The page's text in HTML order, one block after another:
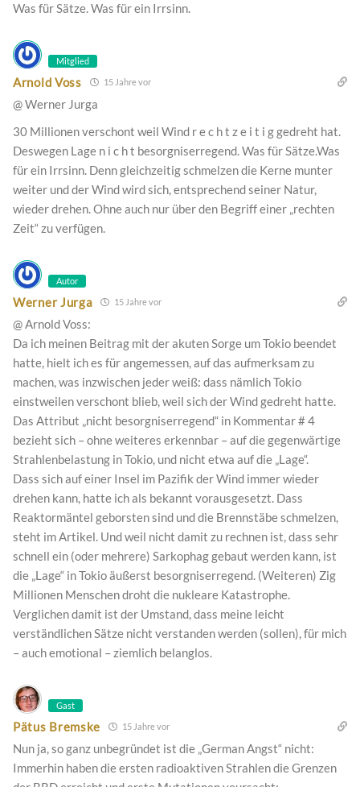
Was für Sätze. Was für ein Irrsinn.
Mitglied
Arnold Voss 15 Jahre vor
@ Werner Jurga
30 Millionen verschont weil Wind r e c h t z e i t i g gedreht hat.
Deswegen Lage n i c h t besorgniserregend. Was für Sätze.Was
für ein Irrsinn. Denn gleichzeitig schmelzen die Kerne munter
weiter und der Wind wird sich, entsprechend seiner Natur,
wieder drehen. Ohne auch nur über den Begriff einer „rechten
Zeit“ zu verfügen.
Autor
Werner Jurga 15 Jahre vor
@ Arnold Voss:
Da ich meinen Beitrag mit der akuten Sorge um Tokio beendet
hatte, hielt ich es für angemessen, auf das aufmerksam zu
machen, was inzwischen jeder weiß: dass nämlich Tokio
einstweilen verschont blieb, weil sich der Wind gedreht hatte.
Das Attribut „nicht besorgniserregend“ in Kommentar # 4
bezieht sich – ohne weiteres erkennbar – auf die gegenwärtige
Strahlenbelastung in Tokio, und nicht etwa auf die „Lage“.
Dass sich auf einer Insel im Pazifik der Wind immer wieder
drehen kann, hatte ich als bekannt vorausgesetzt. Dass
Reaktormäntel geborsten sind und die Brennstäbe schmelzen,
steht im Artikel. Und weil nicht damit zu rechnen ist, dass sehr
schnell ein (oder mehrere) Sarkophag gebaut werden kann, ist
die „Lage“ in Tokio äußerst besorgniserregend. (Weiteren) Zig
Millionen Menschen droht die nukleare Katastrophe.
Verglichen damit ist der Umstand, dass meine leicht
verständlichen Sätze nicht verstanden werden (sollen), für mich
– auch emotional – ziemlich belanglos.
Gast
Pätus Bremske 15 Jahre vor
Nun ja, so ganz unbegründet ist die „German Angst“ nicht:
Immerhin haben die ersten radioaktiven Strahlen die Grenzen